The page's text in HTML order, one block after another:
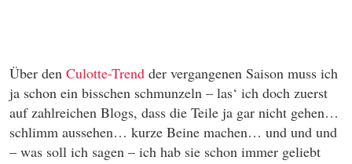
Über den Culotte-Trend der vergangenen Saison muss ich
ja schon ein bisschen schmunzeln – las‘ ich doch zuerst
auf zahlreichen Blogs, dass die Teile ja gar nicht gehen…
schlimm aussehen… kurze Beine machen… und und und
– was soll ich sagen – ich hab sie schon immer geliebt